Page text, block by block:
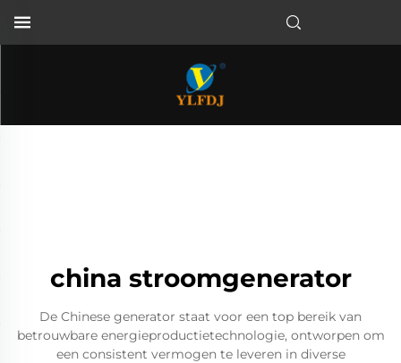
china stroomgenerator
De Chinese generator staat voor een top bereik van
betrouwbare energieproductietechnologie, ontworpen om
een consistent vermogen te leveren in diverse